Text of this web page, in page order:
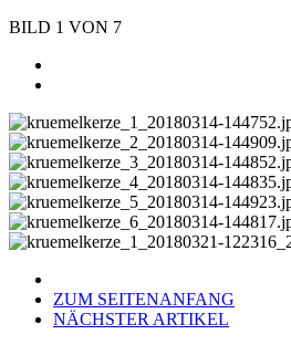
BILD 1 VON 7
ZUM SEITENANFANG
NÄCHSTER ARTIKEL